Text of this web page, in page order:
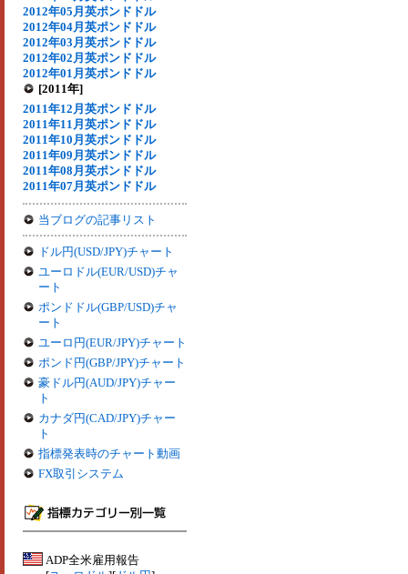
2012年05月英ポンドドル
2012年04月英ポンドドル
2012年03月英ポンドドル
2012年02月英ポンドドル
2012年01月英ポンドドル
[2011年]
2011年12月英ポンドドル
2011年11月英ポンドドル
2011年10月英ポンドドル
2011年09月英ポンドドル
2011年08月英ポンドドル
2011年07月英ポンドドル
当ブログの記事リスト
ドル円(USD/JPY)チャート
ユーロドル(EUR/USD)チャ
ート
ポンドドル(GBP/USD)チャ
ート
ユーロ円(EUR/JPY)チャート
ポンド円(GBP/JPY)チャート
豪ドル円(AUD/JPY)チャー
ト
カナダ円(CAD/JPY)チャー
ト
指標発表時のチャート動画
FX取引システム
ADP全米雇用報告